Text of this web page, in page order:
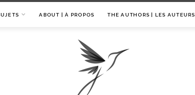
ABOUT | À PROPOS THE AUTHORS | LES AUTEURS